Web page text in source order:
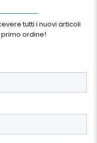
tutti i nuovi articoli
primo ordine!